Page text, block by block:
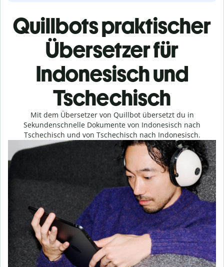
Quillbots praktischer
Übersetzer für
Indonesisch und
Tschechisch
Mit dem Übersetzer von Quillbot übersetzt du in
Sekundenschnelle Dokumente von Indonesisch nach
Tschechisch und von Tschechisch nach Indonesisch.